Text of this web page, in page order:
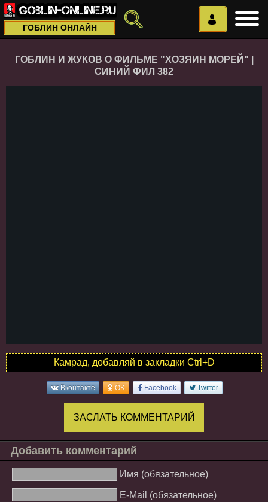
ГОБЛИН ОНЛАЙН
ГОБЛИН И ЖУКОВ О ФИЛЬМЕ "ХОЗЯИН МОРЕЙ" |
СИНИЙ ФИЛ 382
Камрад, добавляй в закладки Ctrl+D
Вконтакте OK Facebook Twitter
ЗАСЛАТЬ КОММЕНТАРИЙ
Добавить комментарий
Имя (обязательное)
E-Mail (обязательное)